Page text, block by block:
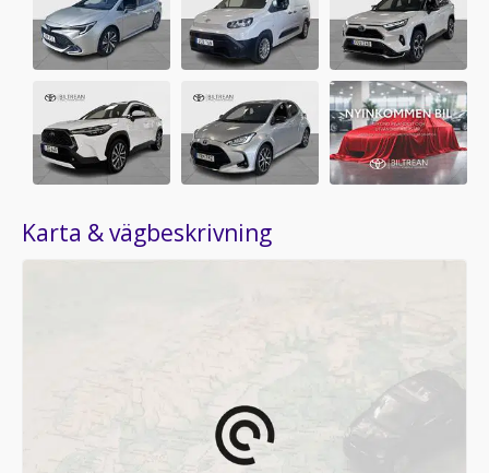
Karta & vägbeskrivning